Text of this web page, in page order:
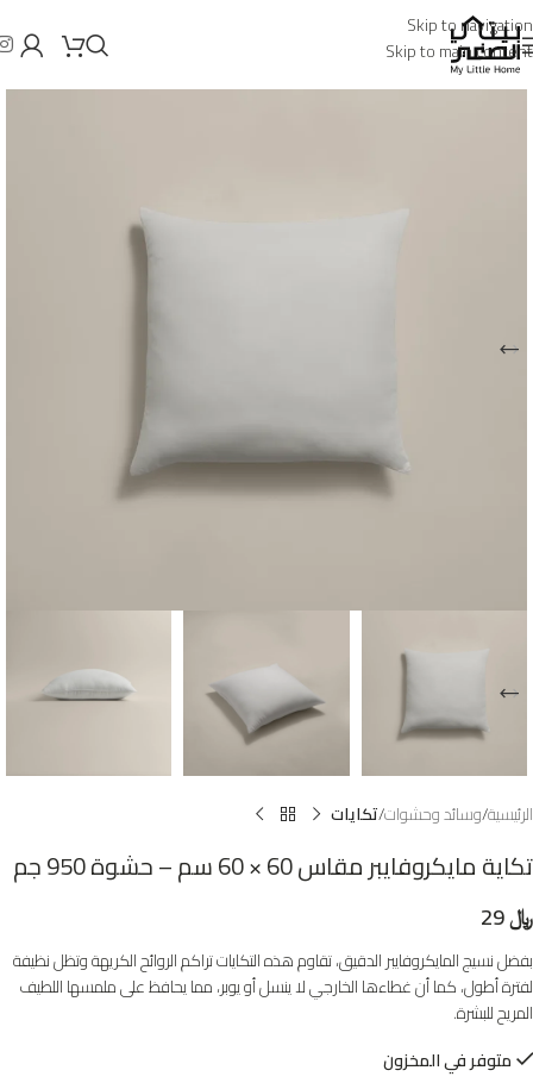
Skip to navigation
Skip to main content
الرئيسية وسائد وحشوات تكايات
تكاية مايكروفايبر مقاس 60 × 60 سم – حشوة 950 جم
﷼
بفضل نسيج المايكروفايبر الدقيق، تقاوم هذه التكايات تراكم الروائح الكريهة وتظل نظيفة
لفترة أطول، كما أن غطاءها الخارجي لا ينسل أو يوبر، مما يحافظ على ملمسها اللطيف
المريح للبشرة.
متوفر في المخزون